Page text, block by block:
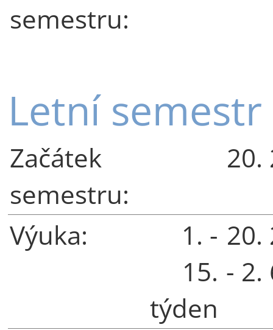
semestru:
Letní semestr
Začátek
semestru:
20.
Výuka:
1. -
15.
týden
20.
- 2.